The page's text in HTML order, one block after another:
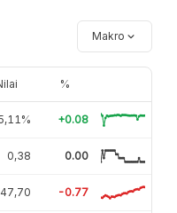
Makro
%
+0.08
0,38 0.00
-0.77